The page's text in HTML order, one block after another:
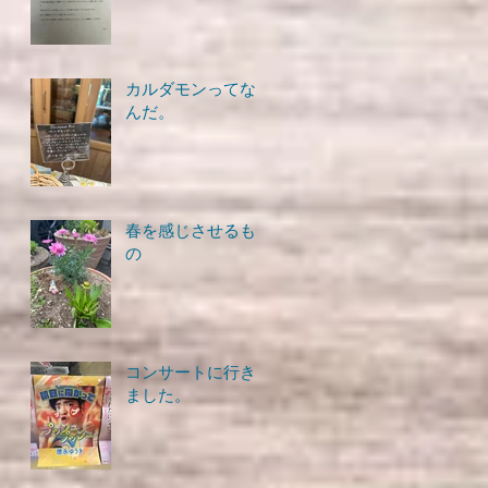
カルダモンってな
んだ。
春を感じさせるも
の
コンサートに行き
ました。